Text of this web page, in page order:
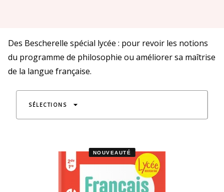
Des Bescherelle spécial lycée : pour revoir les notions
du programme de philosophie ou améliorer sa maîtrise
de la langue française.
SÉLECTIONS arrow_drop_down
NOUVEAUTÉ